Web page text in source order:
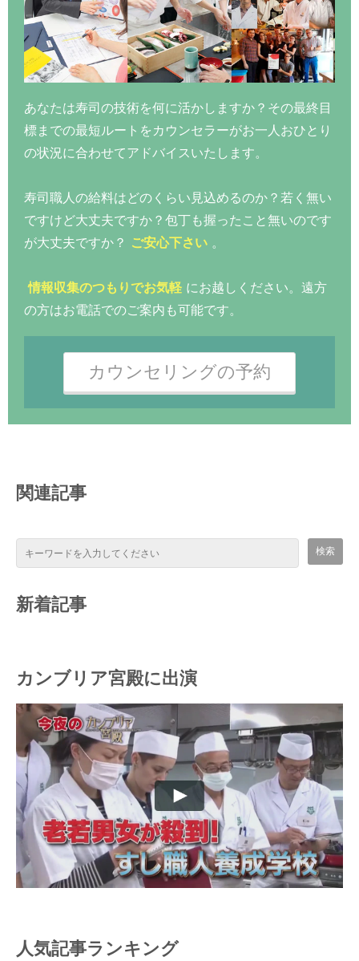
あなたは寿司の技術を何に活かしますか？その最終目
標までの最短ルートをカウンセラーがお一人おひとり
の状況に合わせてアドバイスいたします。
寿司職人の給料はどのくらい見込めるのか？若く無い
ですけど大丈夫ですか？包丁も握ったこと無いのです
が大丈夫ですか？
ご安心下さい 。
情報収集のつもりでお気軽 にお越しください。遠方
の方はお電話でのご案内も可能です。
カウンセリングの予約
関連記事
新着記事
カンブリア宮殿に出演
人気記事ランキング